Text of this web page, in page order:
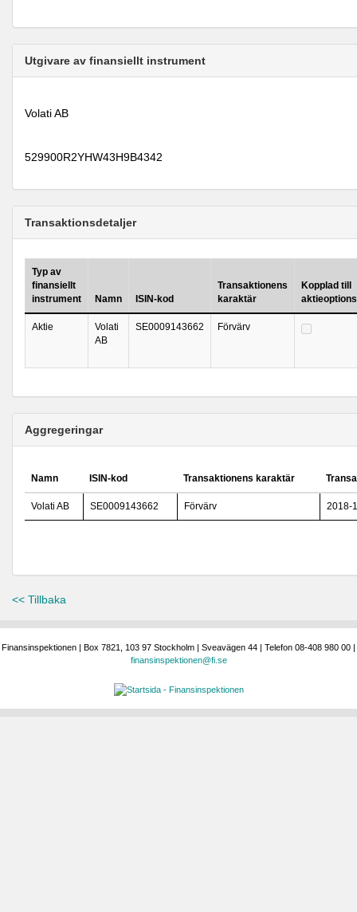
Utgivare av finansiellt instrument
Volati AB
529900R2YHW43H9B4342
Transaktionsdetaljer
Typ av
finansiellt
instrument
Namn ISIN-kod
Transaktionens
karaktär
Kopplad till
Aktie
Volati
AB
SE0009143662 Förvärv
Aggregeringar
Namn ISIN-kod Transaktionens karaktär
Volati AB SE0009143662 Förvärv 2018-
<< Tillbaka
Finansinspektionen | Box 7821, 103 97 Stockholm | Sveavägen 44 | Telefon 08-408 980 00 |
finansinspektionen@fi.se